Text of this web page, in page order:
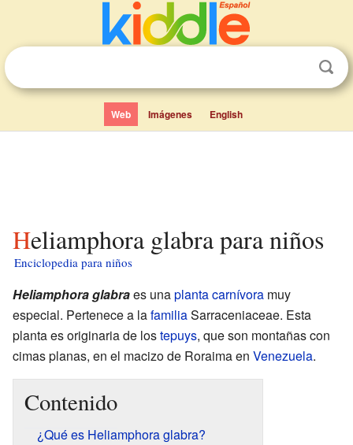
Web Imágenes English
Heliamphora glabra para niños
Enciclopedia para niños
Heliamphora glabraes unaplanta carnívora muy
especial. Pertenece a lafamiliaSarraceniaceae. Esta
planta es originaria de lostepuys, que son montañas con
cimas planas, en el macizo de Roraima en Venezuela.
Contenido
¿Qué es Heliamphora glabra?